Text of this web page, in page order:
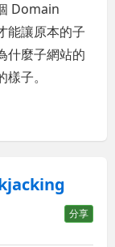
Domain
能讓原本的子
什麼子網站的
子。
分享